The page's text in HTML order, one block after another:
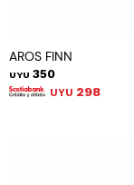
AROS FINN
UYU 350
UYU 298